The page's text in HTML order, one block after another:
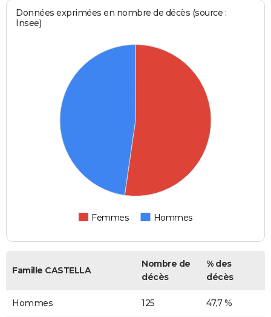
Données exprimées en nombre de décès (source :
Insee)
Femmes Hommes
Famille CASTELLA
Nombre de
décès
% des
décès
Hommes 125 47,7 %